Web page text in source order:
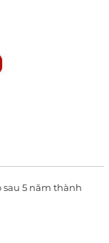
sau 5 năm thành